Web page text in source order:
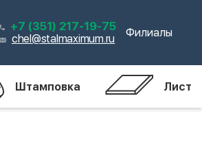
+7 (351) 217-19-75
chel@stalmaximum.ru Филиалы
Штамповка Лист